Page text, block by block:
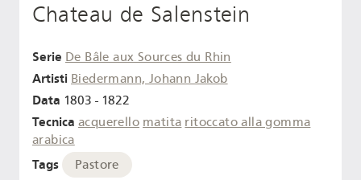
Chateau de Salenstein
Serie De Bâle aux Sources du Rhin
Artisti Biedermann, Johann Jakob
Data 1803 - 1822
Tecnica acquerello matita ritoccato alla gomma
arabica
Tags Pastore